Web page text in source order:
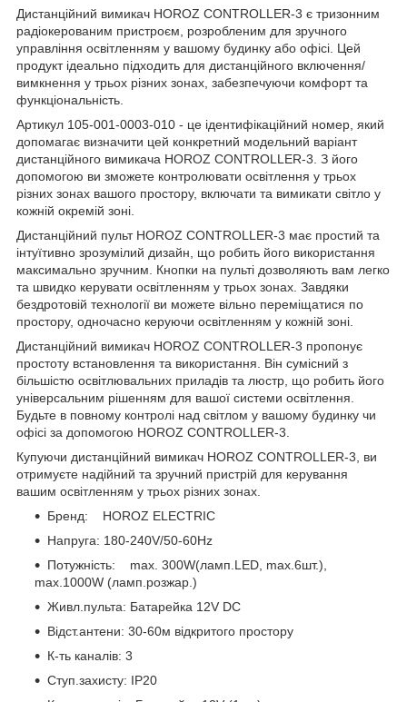
Дистанційний вимикач HOROZ CONTROLLER-3 є тризонним
радіокерованим пристроєм, розробленим для зручного
управління освітленням у вашому будинку або офісі. Цей
продукт ідеально підходить для дистанційного включення/
вимкнення у трьох різних зонах, забезпечуючи комфорт та
функціональність.
Артикул 105-001-0003-010 - це ідентифікаційний номер, який
допомагає визначити цей конкретний модельний варіант
дистанційного вимикача HOROZ CONTROLLER-3. З його
допомогою ви зможете контролювати освітлення у трьох
різних зонах вашого простору, включати та вимикати світло у
кожній окремій зоні.
Дистанційний пульт HOROZ CONTROLLER-3 має простий та
інтуїтивно зрозумілий дизайн, що робить його використання
максимально зручним. Кнопки на пульті дозволяють вам легко
та швидко керувати освітленням у трьох зонах. Завдяки
бездротовій технології ви можете вільно переміщатися по
простору, одночасно керуючи освітленням у кожній зоні.
Дистанційний вимикач HOROZ CONTROLLER-3 пропонує
простоту встановлення та використання. Він сумісний з
більшістю освітлювальних приладів та люстр, що робить його
універсальним рішенням для вашої системи освітлення.
Будьте в повному контролі над світлом у вашому будинку чи
офісі за допомогою HOROZ CONTROLLER-3.
Купуючи дистанційний вимикач HOROZ CONTROLLER-3, ви
отримуєте надійний та зручний пристрій для керування
вашим освітленням у трьох різних зонах.
Бренд: HOROZ ELECTRIC
Напруга: 180-240V/50-60Hz
Потужність: max. 300W(ламп.LED, max.6шт.),
max.1000W (ламп.розжар.)
Живл.пульта: Батарейка 12V DC
Відст.антени: 30-60м відкритого простору
К-ть каналів: 3
Ступ.захисту: IP20